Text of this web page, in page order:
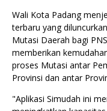
Wali Kota Padang
terbaru yang
Mutasi Daerah bagi
memberikan
proses Mutasi antar
Provinsi dan antar
"Aplikasi Simudah ini